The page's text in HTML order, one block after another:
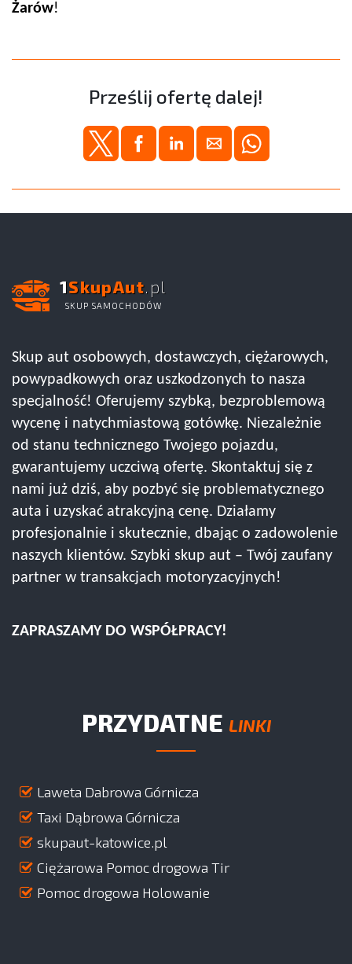
Żarów!
Prześlij ofertę dalej!
1SkupAut.pl
SKUP SAMOCHODÓW
Skup aut osobowych, dostawczych, ciężarowych,
powypadkowych oraz uszkodzonych to nasza
specjalność! Oferujemy szybką, bezproblemową
wycenę i natychmiastową gotówkę. Niezależnie
od stanu technicznego Twojego pojazdu,
gwarantujemy uczciwą ofertę. Skontaktuj się z
nami już dziś, aby pozbyć się problematycznego
auta i uzyskać atrakcyjną cenę. Działamy
profesjonalnie i skutecznie, dbając o zadowolenie
naszych klientów. Szybki skup aut – Twój zaufany
partner w transakcjach motoryzacyjnych!
ZAPRASZAMY DO WSPÓŁPRACY!
PRZYDATNE LINKI
Laweta Dabrowa Górnicza
Taxi Dąbrowa Górnicza
skupaut-katowice.pl
Ciężarowa Pomoc drogowa Tir
Pomoc drogowa Holowanie